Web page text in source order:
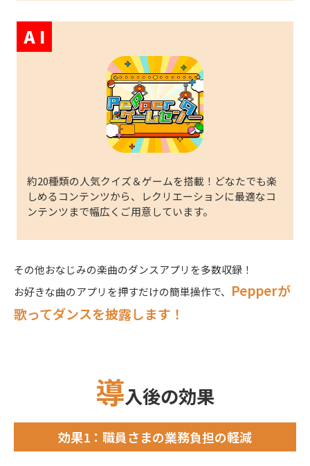
A I
約20種類の人気クイズ＆ゲームを搭載！どなたでも楽
しめるコンテンツから、レクリエーションに最適なコ
ンテンツまで幅広くご用意しています。
その他おなじみの楽曲のダンスアプリを多数収録！
お好きな曲のアプリを押すだけの簡単操作で、 Pepperが
歌ってダンスを披露します！
導入後の効果
効果1：職員さまの業務負担の軽減